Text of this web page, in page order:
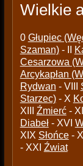
Wielkie
0 Głupiec
Szaman)- II
Cesarzowa
Arcykapłan
Rydwan - VIII
Starzec)- X
XIII Źmierć-
Diabeł- XVI
XIX Słońce-
- XXI Źwiat